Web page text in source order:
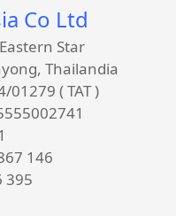
Co Ltd
Star
Thailandia
( TAT )
146